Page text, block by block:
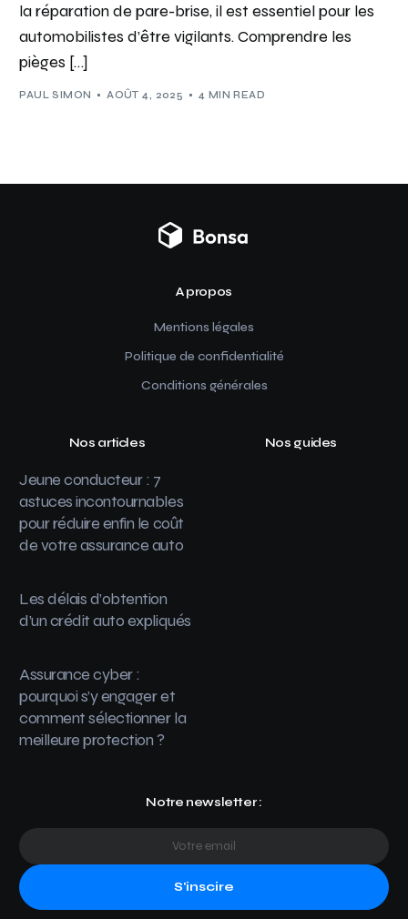
la réparation de pare-brise, il est essentiel pour les
automobilistes d’être vigilants. Comprendre les
pièges […]
PAUL SIMON AOÛT 4, 2025 4 MIN READ
A propos
Mentions légales
Politique de confidentialité
Conditions générales
Nos articles
Jeune conducteur : 7
astuces incontournables
pour réduire enfin le coût
de votre assurance auto
Les délais d’obtention
d’un crédit auto expliqués
Assurance cyber :
pourquoi s’y engager et
comment sélectionner la
meilleure protection ?
Nos guides
Notre newsletter :
S'inscire